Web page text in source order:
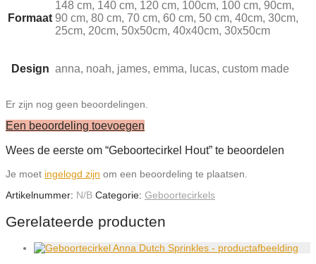
Formaat
148 cm, 140 cm, 120 cm, 100cm, 100 cm, 90cm,
90 cm, 80 cm, 70 cm, 60 cm, 50 cm, 40cm, 30cm,
25cm, 20cm, 50x50cm, 40x40cm, 30x50cm
Design anna, noah, james, emma, lucas, custom made
Er zijn nog geen beoordelingen.
Een beoordeling toevoegen
Wees de eerste om “Geboortecirkel Hout” te beoordelen
Je moet ingelogd zijn om een beoordeling te plaatsen.
Artikelnummer: N/B Categorie: Geboortecirkels
Gerelateerde producten